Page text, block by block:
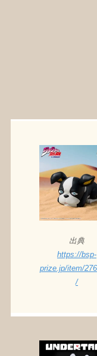
出典
https://bsp-
prize.jp/item/
/